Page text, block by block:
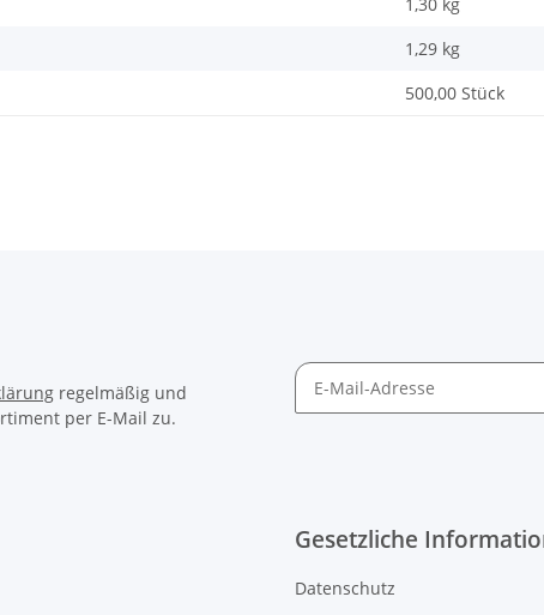
1,29 kg
500,00 Stück
regelmäßig und
per E-Mail zu.
Gesetzliche
Datenschutz